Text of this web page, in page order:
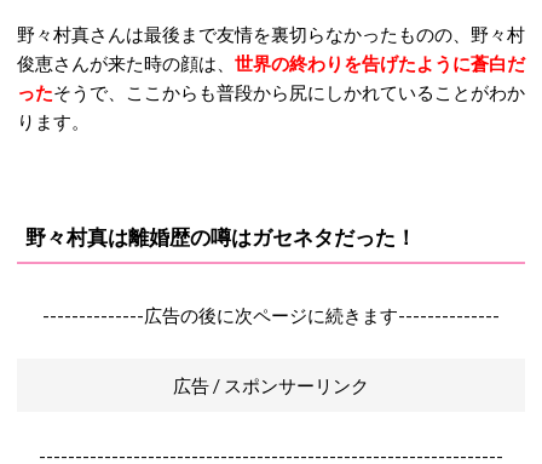
野々村真さんは最後まで友情を裏切らなかったものの、野々村
俊恵さんが来た時の顔は、 世界の終わりを告げたように蒼白だ
ったそうで、ここからも普段から尻にしかれていることがわか
ります。
野々村真は離婚歴の噂はガセネタだった！
--------------広告の後に次ページに続きます--------------
広告 / スポンサーリンク
----------------------------------------------------------------